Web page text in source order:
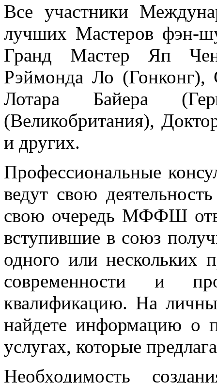
Все участники
лучших Мастеров фэн-
Гранд Мастер Яп
Рэймонда Ло (Гонконг),
Лотара Байера
(Великобритания),
и других.
Профессиональные
ведут свою
свою очередь МФФШ
вступившие в союз
одного или нескольких
современности и
квалификацию. На
найдете информацию о
услугах, которые
Необходимость